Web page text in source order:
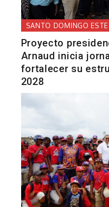
SANTO DOMINGO ESTE
Proyecto
Arnaud inicia
fortalecer su
2028